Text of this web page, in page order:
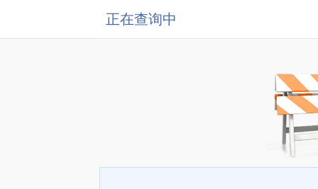
正在查询中